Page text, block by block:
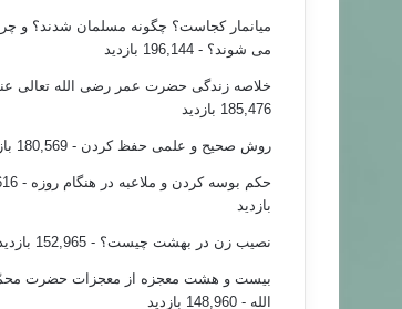
میانمار کجاست؟ چگونه مسلمان شدند؟ و
می شوند؟ - 196,144 بازدید
خلاصه زندگی حضرت عمر رضی الله تعالی
185,476 بازدید
روش صحیح و علمی حفظ کردن - 180,569 بازدید
حکم بوسه کردن و ملاعبه در هنگام روزه
بازدید
نصیب زن در بهشت چیست؟ - 152,965 بازدید
بیست و هشت معجزه از معجزات حضرت
الله - 148,960 بازدید